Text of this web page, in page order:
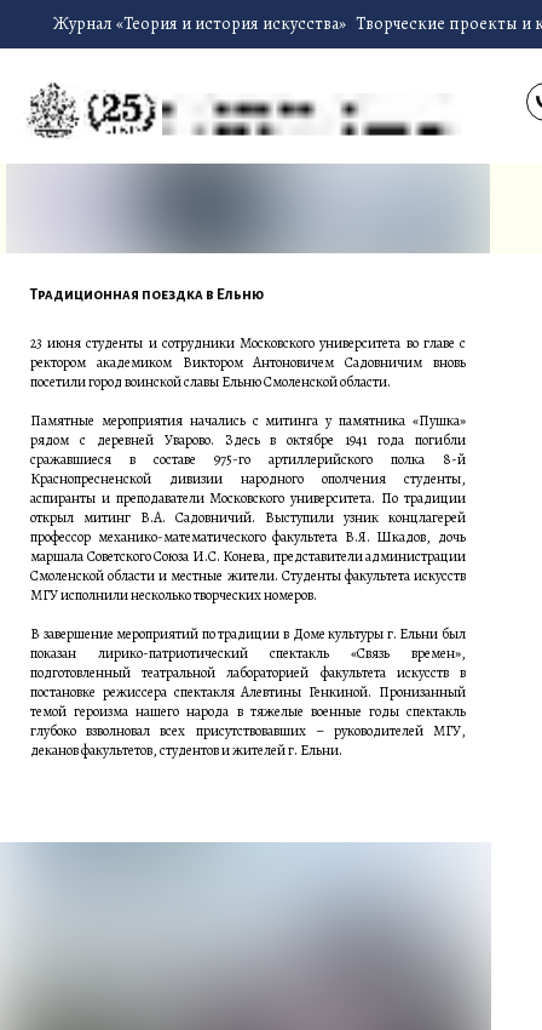
Журнал «Теория и история искусства» Творческие проекты и
23 июня студенты и сотрудники Московского университета во главе с
ректором академиком Виктором Антоновичем Садовничим вновь
посетили город воинской славы Ельню Смоленской области.
Памятные мероприятия начались с митинга у памятника «Пушка»
рядом с деревней Уварово. Здесь в октябре 1941 года погибли
сражавшиеся в составе 975-го артиллерийского полка 8-й
Краснопресненской дивизии народного ополчения студенты,
аспиранты и преподаватели Московского университета. По традиции
открыл митинг В.А. Садовничий. Выступили узник концлагерей
профессор механико-математического факультета В.Я. Шкадов, дочь
маршала Советского Союза И.С. Конева, представители администрации
Смоленской области и местные жители. Студенты факультета искусств
МГУ исполнили несколько творческих номеров.
В завершение мероприятий по традиции в Доме культуры г. Ельни был
показан лирико-патриотический спектакль «Связь времен»,
подготовленный театральной лабораторией факультета искусств в
постановке режиссера спектакля Алевтины Генкиной. Пронизанный
темой героизма нашего народа в тяжелые военные годы спектакль
глубоко взволновал всех присутствовавших – руководителей МГУ,
деканов факультетов, студентов и жителей г. Ельни.
Традиционная поездка в Ельню